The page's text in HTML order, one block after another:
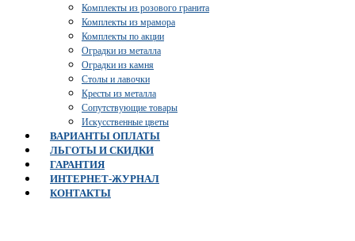
Комплекты из розового гранита
Комплекты из мрамора
Комплекты по акции
Оградки из металла
Оградки из камня
Столы и лавочки
Кресты из металла
Сопутствующие товары
Искусственные цветы
ВАРИАНТЫ ОПЛАТЫ
ЛЬГОТЫ И СКИДКИ
ГАРАНТИЯ
ИНТЕРНЕТ-ЖУРНАЛ
КОНТАКТЫ